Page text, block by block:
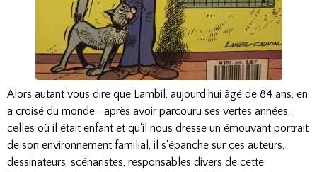
Alors autant vous dire que Lambil, aujourd'hui âgé de 84 ans, en
a croisé du monde... après avoir parcouru ses vertes années,
celles où il était enfant et qu'il nous dresse un émouvant portrait
de son environnement familial, il s'épanche sur ces auteurs,
dessinateurs, scénaristes, responsables divers de cette